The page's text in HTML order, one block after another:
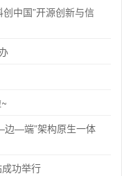
中国”开源创新与信
边—端”架构原生一体
功举行